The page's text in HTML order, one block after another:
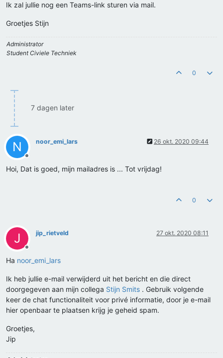
Ik zal jullie nog een Teams-link sturen via mail.
Groetjes Stijn
Administrator
Student Civiele Techniek
0
7 dagen later
N
Offline
noor_emi_lars 26 okt. 2020 09:44
Hoi, Dat is goed, mijn mailadres is ... Tot vrijdag!
0
J
Offline
jip_rietveld 27 okt. 2020 08:11
Ha noor_emi_lars
Ik heb jullie e-mail verwijderd uit het bericht en die direct
doorgegeven aan mijn collega Stijn Smits . Gebruik volgende
keer de chat functionaliteit voor privé informatie, door je e-mail
hier openbaar te plaatsen krijg je geheid spam.
Groetjes,
Jip